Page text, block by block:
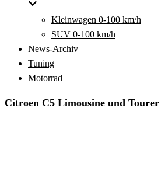
Kleinwagen 0-100 km/h
SUV 0-100 km/h
News-Archiv
Tuning
Motorrad
Citroen C5 Limousine und Tourer